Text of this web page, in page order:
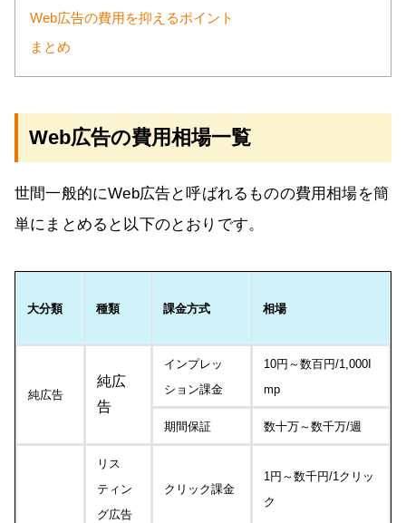
Web広告の費用を抑えるポイント
まとめ
Web広告の費用相場一覧
世間一般的にWeb広告と呼ばれるものの費用相場を簡
単にまとめると以下のとおりです。
大分類 種類 課金方式 相場
純広告
純広
告
インプレッ
ション課金
10円～数百円/1,000I
mp
期間保証 数十万～数千万/週
リス
ティン
グ広告
クリック課金
1円～数千円/1クリッ
ク